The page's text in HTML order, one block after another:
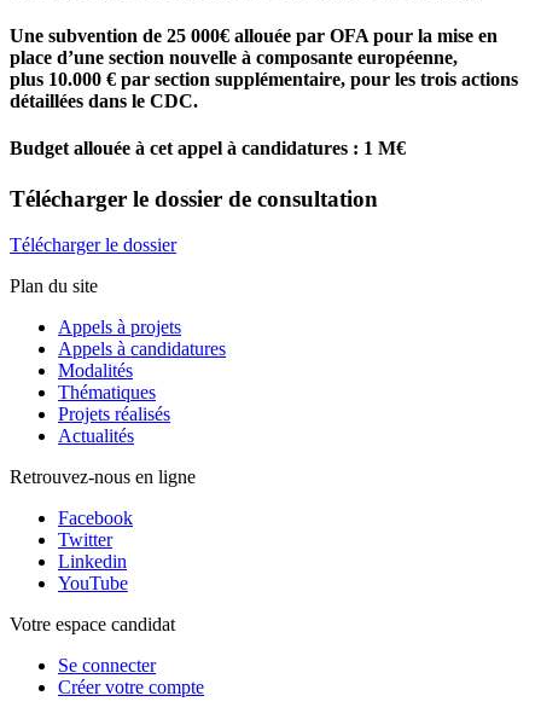
Une subvention de 25 000€ allouée par OFA pour la mise en
place d’une section nouvelle à composante européenne,
plus 10.000 € par section supplémentaire, pour les trois actions
détaillées dans le CDC.
Budget allouée à cet appel à candidatures : 1 M€
Télécharger le dossier de consultation
Télécharger le dossier
Plan du site
Appels à projets
Appels à candidatures
Modalités
Thématiques
Projets réalisés
Actualités
Retrouvez-nous en ligne
Facebook
Twitter
Linkedin
YouTube
Votre espace candidat
Se connecter
Créer votre compte